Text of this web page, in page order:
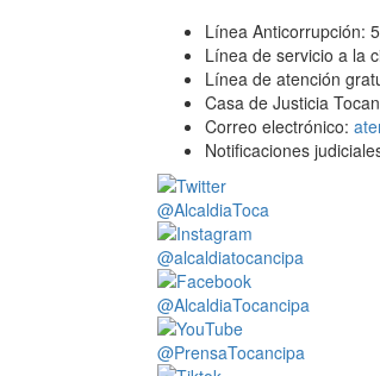
Línea Anticorrupción:
Línea de servicio a la
Línea de atención
Casa de Justicia
Correo electrónico:
Notificaciones
@AlcaldiaToca
@alcaldiatocancipa
@AlcaldiaTocancipa
@PrensaTocancipa